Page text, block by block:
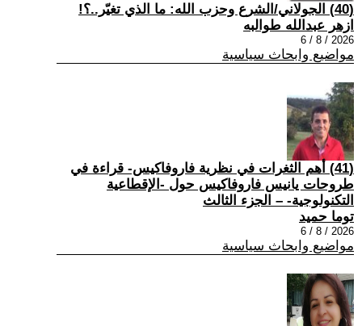
(40) الجولاني/الشرع وحزب الله: ما الذي تغيّر..؟!
ازهر عبدالله طوالبه
2026 / 8 / 6
مواضيع وابحاث سياسية
(41) أهم الثغرات في نظرية فاروفاكيس- قراءة في
طروحات يانيس فاروفاكيس حول -الإقطاعية
التكنولوجية- – الجزء الثالث
توما حميد
2026 / 8 / 6
مواضيع وابحاث سياسية